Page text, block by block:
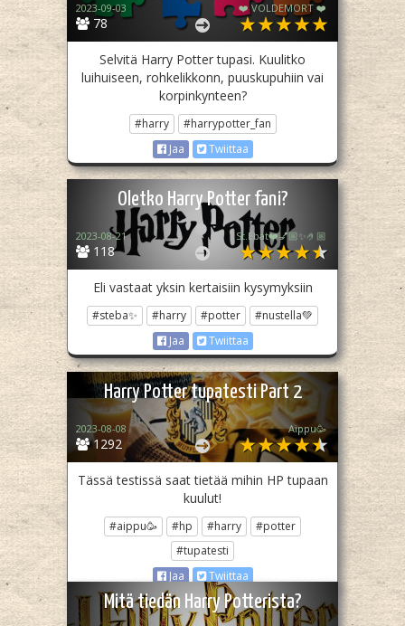
78
2023-09-03 ❤️ VOLDEMORT ❤️
Selvitä Harry Potter tupasi. Kuulitko
luihuiseen, rohkelikkonn, puuskupuhiin vai
korpinkynteen?
#harry
#harrypotter_fan
Jaa
Twiittaa
Oletko Harry Potter fani?
118
2023-08-21 St.Ebat❤️💅🏼✨🤌🏼
Eli vastaat yksin kertaisiin kysymyksiin
#steba✨ #harry #potter
#nustella💚
Jaa
Twiittaa
Harry Potter tupatesti Part 2
1292
2023-08-08 Aippu🥳
Tässä testissä saat tietää mihin HP tupaan
kuulut!
#aippu🥳 #hp #harry
#potter
#tupatesti
Jaa
Twiittaa
Mitä tiedän Harry Potterista?